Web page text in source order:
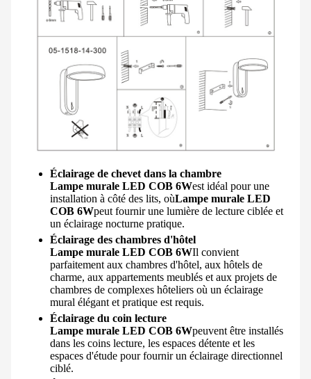
Éclairage de chevet dans la chambre
Lampe murale LED COB 6West idéal pour une
installation à côté des lits, oùLampe murale LED
COB 6Wpeut fournir une lumière de lecture ciblée et
un éclairage nocturne pratique.
Éclairage des chambres d'hôtel
Lampe murale LED COB 6WIl convient
parfaitement aux chambres d'hôtel, aux hôtels de
charme, aux appartements meublés et aux projets de
chambres de complexes hôteliers où un éclairage
mural élégant et pratique est requis.
Éclairage du coin lecture
Lampe murale LED COB 6Wpeuvent être installés
dans les coins lecture, les espaces détente et les
espaces d'étude pour fournir un éclairage directionnel
ciblé.